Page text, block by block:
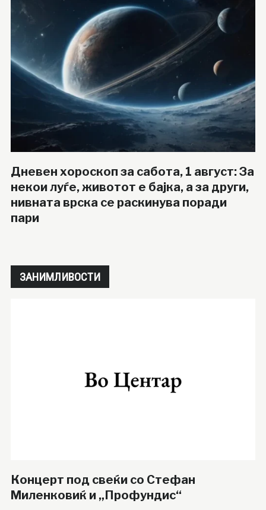
Дневен хороскоп за сабота, 1 август: За
некои луѓе, животот е бајка, а за други,
нивната врска се раскинува поради
пари
ЗАНИМЛИВОСТИ
Концерт под свеќи со Стефан
Миленковиќ и „Профундис“